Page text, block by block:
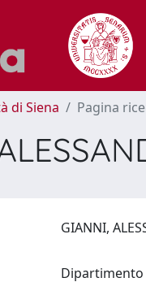
di Siena Pagina
GIANNI,
Dipartimento